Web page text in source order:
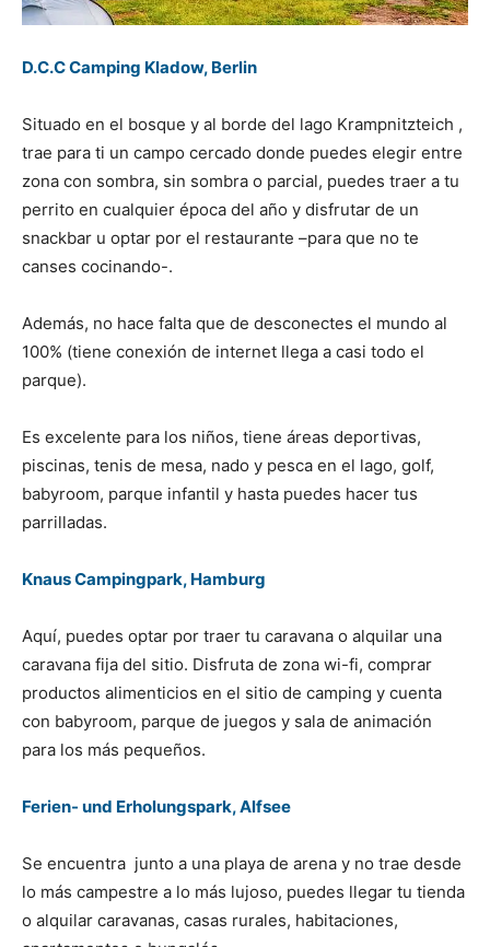
D.C.C Camping Kladow, Berlin
Situado en el bosque y al borde del lago Krampnitzteich ,
trae para ti un campo cercado donde puedes elegir entre
zona con sombra, sin sombra o parcial, puedes traer a tu
perrito en cualquier época del año y disfrutar de un
snackbar u optar por el restaurante –para que no te
canses cocinando-.
Además, no hace falta que de desconectes el mundo al
100% (tiene conexión de internet llega a casi todo el
parque).
Es excelente para los niños, tiene áreas deportivas,
piscinas, tenis de mesa, nado y pesca en el lago, golf,
babyroom, parque infantil y hasta puedes hacer tus
parrilladas.
Knaus Campingpark, Hamburg
Aquí, puedes optar por traer tu caravana o alquilar una
caravana fija del sitio. Disfruta de zona wi-fi, comprar
productos alimenticios en el sitio de camping y cuenta
con babyroom, parque de juegos y sala de animación
para los más pequeños.
Ferien- und Erholungspark, Alfsee
Se encuentra junto a una playa de arena y no trae desde
lo más campestre a lo más lujoso, puedes llegar tu tienda
o alquilar caravanas, casas rurales, habitaciones,